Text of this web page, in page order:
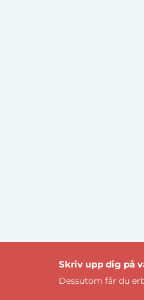
Skriv upp dig på
Dessutom får du